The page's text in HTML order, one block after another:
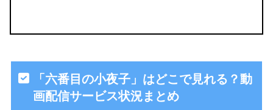
「六番目の小夜子」はどこで見れる？動
画配信サービス状況まとめ